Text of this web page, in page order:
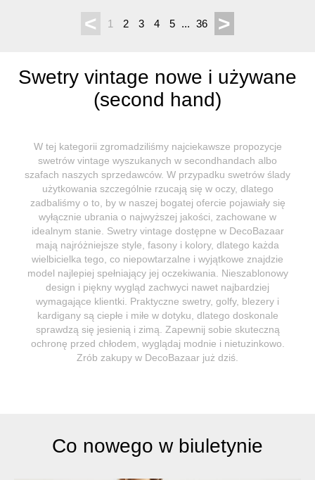
< 1 2 3 4 5 ... 36 >
Swetry vintage nowe i używane
(second hand)
W tej kategorii zgromadziliśmy najciekawsze propozycje
swetrów vintage wyszukanych w secondhandach albo
szafach naszych sprzedawców. W przypadku swetrów ślady
użytkowania szczególnie rzucają się w oczy, dlatego
zadbaliśmy o to, by w naszej bogatej ofercie pojawiały się
wyłącznie ubrania o najwyższej jakości, zachowane w
idealnym stanie. Swetry vintage dostępne w DecoBazaar
mają najróżniejsze style, fasony i kolory, dlatego każda
wielbicielka tego, co niepowtarzalne i wyjątkowe znajdzie
model najlepiej spełniający jej oczekiwania. Nieszablonowy
design i piękny wygląd zachwyci nawet najbardziej
wymagające klientki. Praktyczne swetry, golfy, blezery i
kardigany są ciepłe i miłe w dotyku, dlatego doskonale
sprawdzą się jesienią i zimą. Zapewnij sobie skuteczną
ochronę przed chłodem, wyglądaj modnie i nietuzinkowo.
Zrób zakupy w DecoBazaar już dziś.
Co nowego w biuletynie